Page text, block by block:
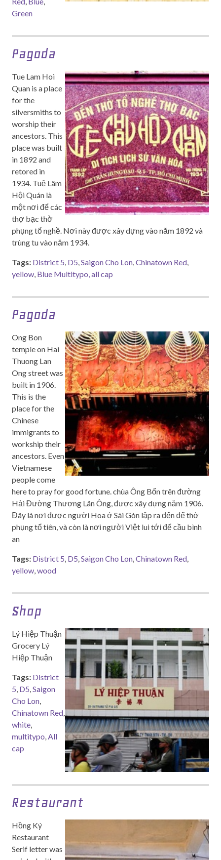
Green
Pagoda
Tue Lam Hoi
Quan is a place
for the
silversmiths to
worship their
ancestors. This
place was built
in 1892 and
retored in
1934. Tuệ Lâm
Hội Quán là
một nơi để các
thợ bạc thờ
phụng tổ nghề. Nơi này được xây dựng vào năm 1892 và
trùng tu vào năm 1934.
Tags: District 5, D5,Saigon Cho Lon,Chinatown Red,
yellow, Blue Multitypo, all cap
Pagoda
Ong Bon
temple on Hai
Thuong Lan
Ong street was
built in 1906.
This is the
place for the
Chinese
immigrants to
workship their
ancestors. Even
Vietnamese
people come
here to pray for good fortune. chùa Ông Bổn trên đường
Hải Đường Thượng Lãn Ông, được xây dựng năm 1906.
Đây là nơi được người Hoa ở Sài Gòn lập ra đến để thờ
phụng tổ tiên, và còn là nơi người Việt lui tới để cầu bình
an
Tags: District 5, D5,Saigon Cho Lon,Chinatown Red,
yellow,wood
Shop
Lý Hiệp Thuận
Grocery Lý
Hiệp Thuận
Tags: District
5, D5,Saigon
Cho Lon,
Chinatown Red,
white,
multitypo,All
cap
Restaurant
Hồng Ký
Restaurant
Serif letter was